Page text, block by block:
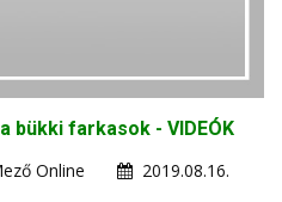
bükki farkasok - VIDEÓK
Online
2019.08.16.